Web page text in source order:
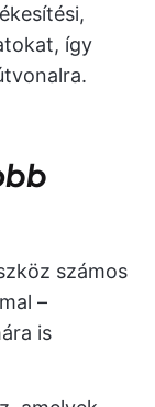
így
számos
–
is